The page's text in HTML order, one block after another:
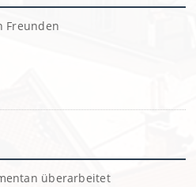
Freunden
überarbeitet